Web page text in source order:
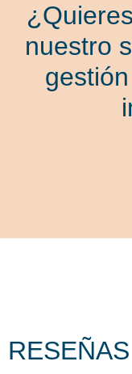
nuestro
RESEÑAS